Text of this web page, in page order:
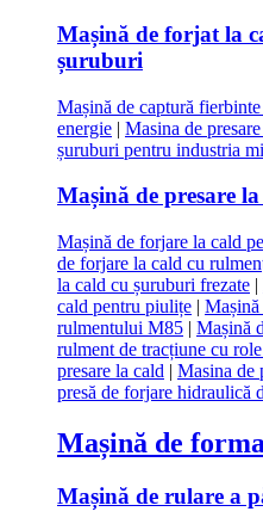
Mașină de forjat la
șuruburi
Mașină de captură
energie | Masina de
șuruburi pentru industria
Mașină de presare
Mașină de forjare la cald
de forjare la cald cu
la cald cu șuruburi frezate |
cald pentru piulițe | Mașină
rulmentului M85 | Mașină
rulment de tracțiune cu
presare la cald | Masina de
presă de forjare hidraulică
Mașină de
Mașină de rulare a